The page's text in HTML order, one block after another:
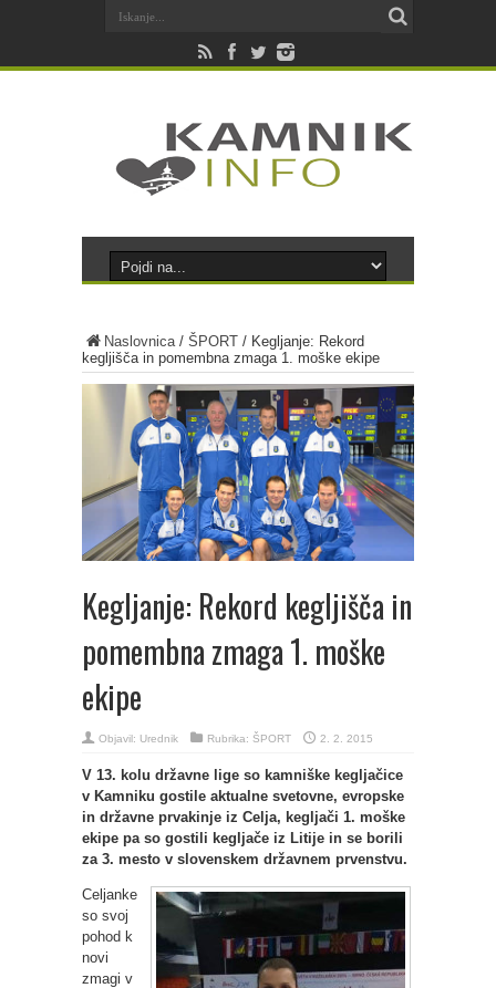
Naslovnica/ ŠPORT / Kegljanje: Rekord
kegljišča in pomembna zmaga 1. moške ekipe
Kegljanje: Rekord kegljišča in
pomembna zmaga 1. moške
ekipe
Objavil: Urednik Rubrika: ŠPORT 2. 2. 2015
V 13. kolu državne lige so kamniške kegljačice
v Kamniku gostile aktualne svetovne, evropske
in državne prvakinje iz Celja, kegljači 1. moške
ekipe pa so gostili kegljače iz Litije in se borili
za 3. mesto v slovenskem državnem prvenstvu.
Celjanke
so svoj
pohod k
novi
zmagi v